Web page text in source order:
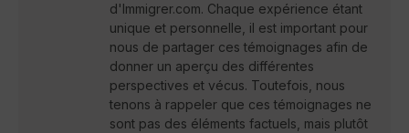
d'Immigrer.com. Chaque expérience étant
unique et personnelle, il est important pour
nous de partager ces témoignages afin de
donner un aperçu des différentes
perspectives et vécus. Toutefois, nous
tenons à rappeler que ces témoignages ne
sont pas des éléments factuels, mais plutôt